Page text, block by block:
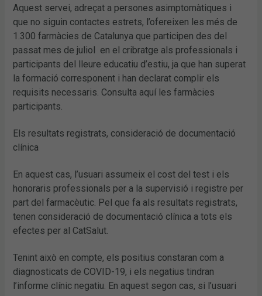
Aquest servei, adreçat a persones asimptomàtiques i
que no siguin contactes estrets, l’ofereixen les més de
1.300 farmàcies de Catalunya que participen des del
passat mes de juliol en el cribratge als professionals i
participants del lleure educatiu d’estiu, ja que han superat
la formació corresponent i han declarat complir els
requisits necessaris. Consulta aquí les farmàcies
participants.
Els resultats registrats, consideració de documentació
clínica
En aquest cas, l’usuari assumeix el cost del test i els
honoraris professionals per a la supervisió i registre per
part del farmacèutic. Pel que fa als resultats registrats,
tenen consideració de documentació clínica a tots els
efectes per al CatSalut.
Tenint això en compte, els positius constaran com a
diagnosticats de COVID-19, i els negatius tindran
l’informe clínic negatiu. En aquest segon cas, si l’usuari